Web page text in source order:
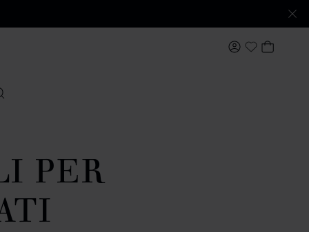
IL MIOMy Wishlist
IL MIO
PER